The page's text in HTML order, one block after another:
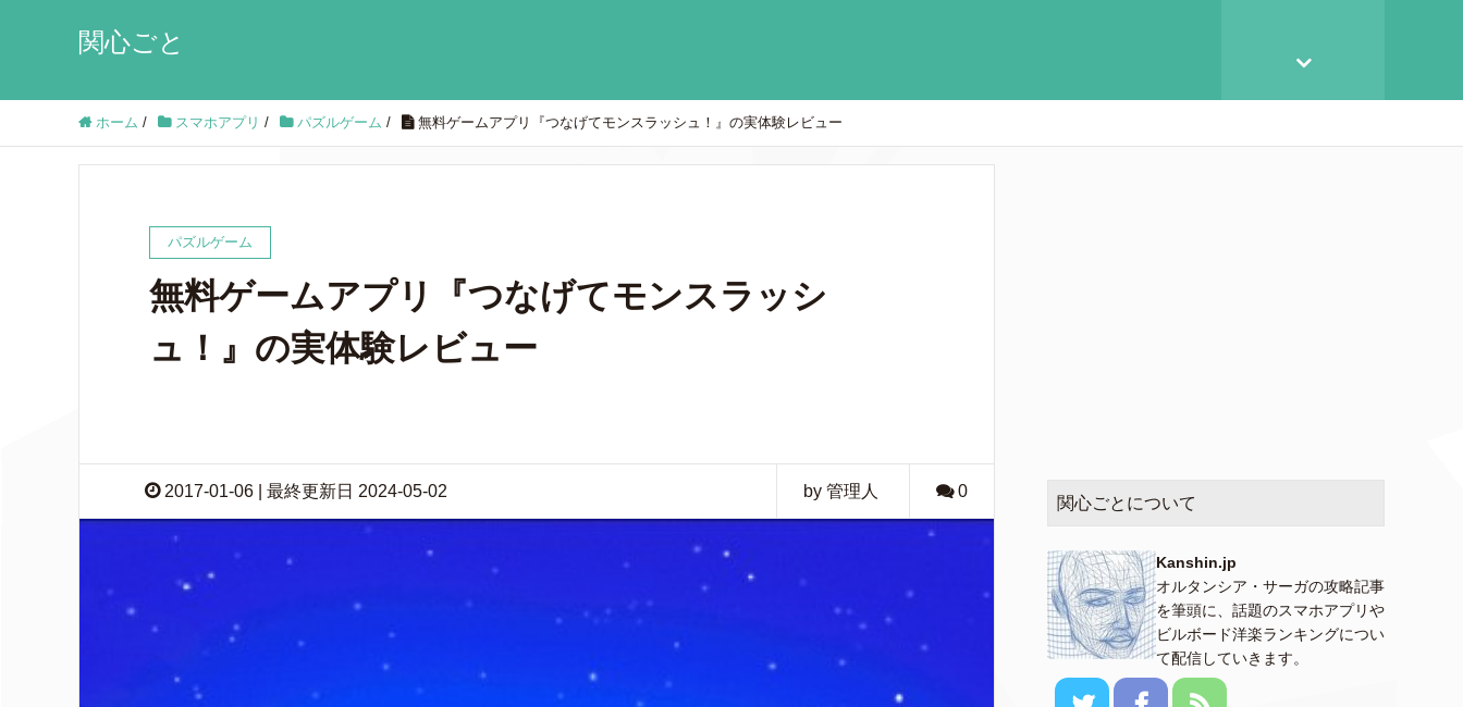
関心ごと
ホーム / スマホアプリ / パズルゲーム / 無料ゲームアプリ『つなげてモンスラッシュ！』の実体験レビュー
パズルゲーム
無料ゲームアプリ『つなげてモンスラッシ
ュ！』の実体験レビュー
2017-01-06 | 最終更新日 2024-05-02 by 管理人 0
関心ごとについて
Kanshin.jp
オルタンシア・サーガの攻略記事
を筆頭に、話題のスマホアプリや
ビルボード洋楽ランキングについ
て配信していきます。